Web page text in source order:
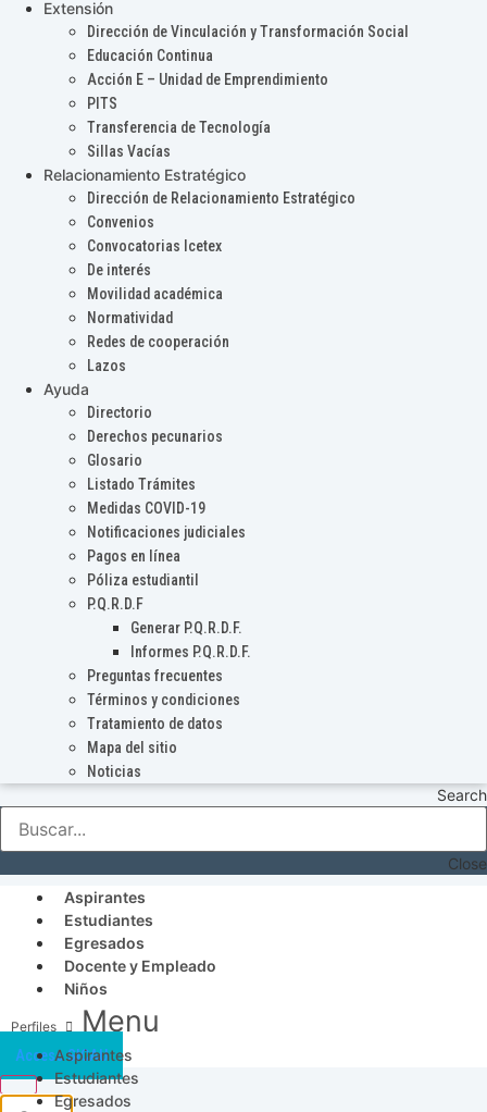
Extensión
Dirección de Vinculación y Transformación Social
Educación Continua
Acción E – Unidad de Emprendimiento
PITS
Transferencia de Tecnología
Sillas Vacías
Relacionamiento Estratégico
Dirección de Relacionamiento Estratégico
Convenios
Convocatorias Icetex
De interés
Movilidad académica
Normatividad
Redes de cooperación
Lazos
Ayuda
Directorio
Derechos pecunarios
Glosario
Listado Trámites
Medidas COVID-19
Notificaciones judiciales
Pagos en línea
Póliza estudiantil
P.Q.R.D.F
Generar P.Q.R.D.F.
Informes P.Q.R.D.F.
Preguntas frecuentes
Términos y condiciones
Tratamiento de datos
Mapa del sitio
Noticias
Search
Close
Aspirantes
Estudiantes
Egresados
Docente y Empleado
Niños
Menu
Aspirantes
Estudiantes
Egresados
Acceso SICAU